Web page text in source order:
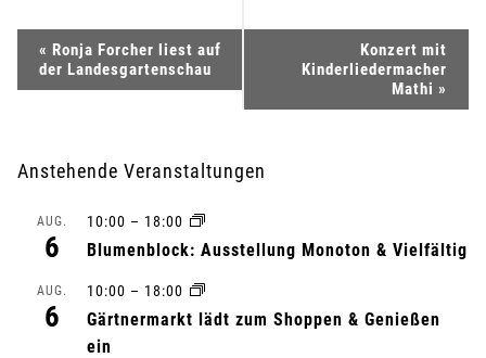
e
a
« Ronja Forcher liest auf
der Landesgartenschau
Konzert mit
Kinderliedermacher
Mathi »
Anstehende Veranstaltungen
AUG.
6
10:00 – 18:00
Blumenblock: Ausstellung Monoton & Vielfältig
AUG.
6
10:00 – 18:00
Gärtnermarkt lädt zum Shoppen & Genießen
ein